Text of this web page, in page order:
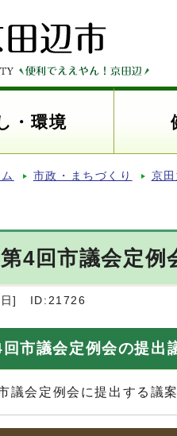
・環境
市政・まちづくり 京
4回市議会定例
] ID:21726
市議会定例会の提出
議会定例会に提出する議